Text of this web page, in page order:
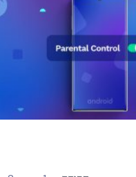
מאמר זה
פייסבוק העתק קישור